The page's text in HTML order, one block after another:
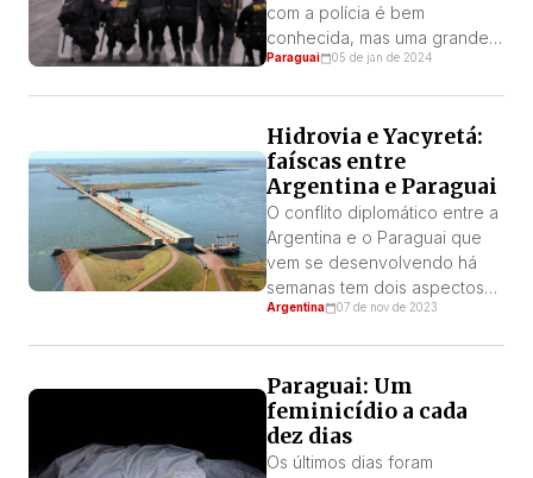
com a polícia é bem
conhecida, mas uma grande
parte da classe trabalhadora
reservas que tem devido aos
múltiplos antecedentes de
ações arbitrárias. Por: PT –
Paraguai Isso porque a classe
trabalhadora é a principal
vítima dos crimes comuns,
pois […]
Paraguai 05 de jan de 2024
Hidrovia e Yacyretá:
faíscas entre
Argentina e Paraguai
O conflito diplomático entre a
Argentina e o Paraguai que
vem se desenvolvendo há
semanas tem dois aspectos
relacionados à interação
torno da represa de Yacyretá
e o dos pedágios da Hidrovia
(rios Paraná e Paraguai).
Ambas questões de grande
Argentina 07 de nov de 2023
Paraguai: Um
feminicídio a cada
dez dias
Os últimos dias foram